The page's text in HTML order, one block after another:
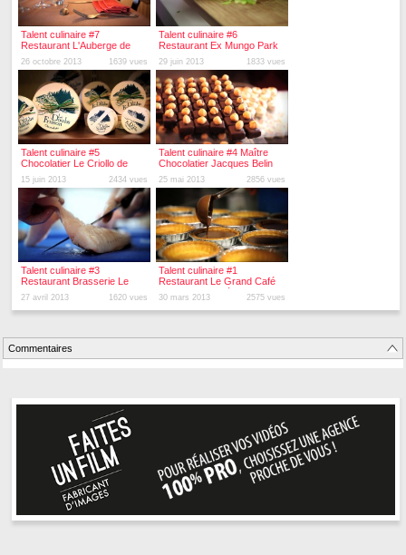
Talent culinaire #7
Restaurant L'Auberge de
Chalezeule
26 octobre 2013 1639 vues
Talent culinaire #6
Restaurant Ex Mungo Park
de Besançon
29 juin 2013 1833 vues
Talent culinaire #5
Chocolatier Le Criollo de
Chalezeule
15 juin 2013 2434 vues
Talent culinaire #4 Maître
Chocolatier Jacques Belin
de Besançon
25 mai 2013 2856 vues
Talent culinaire #3
Restaurant Brasserie Le
1802 de Besançon
27 avril 2013 1620 vues
Talent culinaire #1
Restaurant Le Grand Café
du Casino Barrière de
Besançon
30 mars 2013 2575 vues
Commentaires